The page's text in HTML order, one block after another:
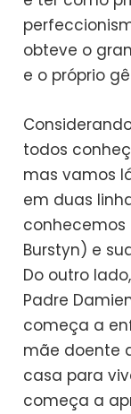
obteve o
e o próprio
todos
mas vamos
em duas
conhecemos
Burstyn) e
Do outro
Padre
começa a
mãe doente
casa para
começa a